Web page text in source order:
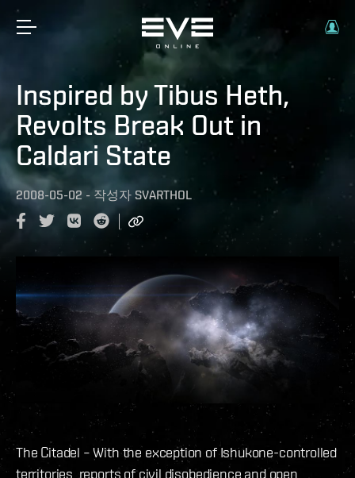
Inspired by Tibus Heth,
Revolts Break Out in
Caldari State
2008-05-02 - 작성자 SVARTHOL
The Citadel – With the exception of Ishukone-controlled
territories, reports of civil disobedience and open